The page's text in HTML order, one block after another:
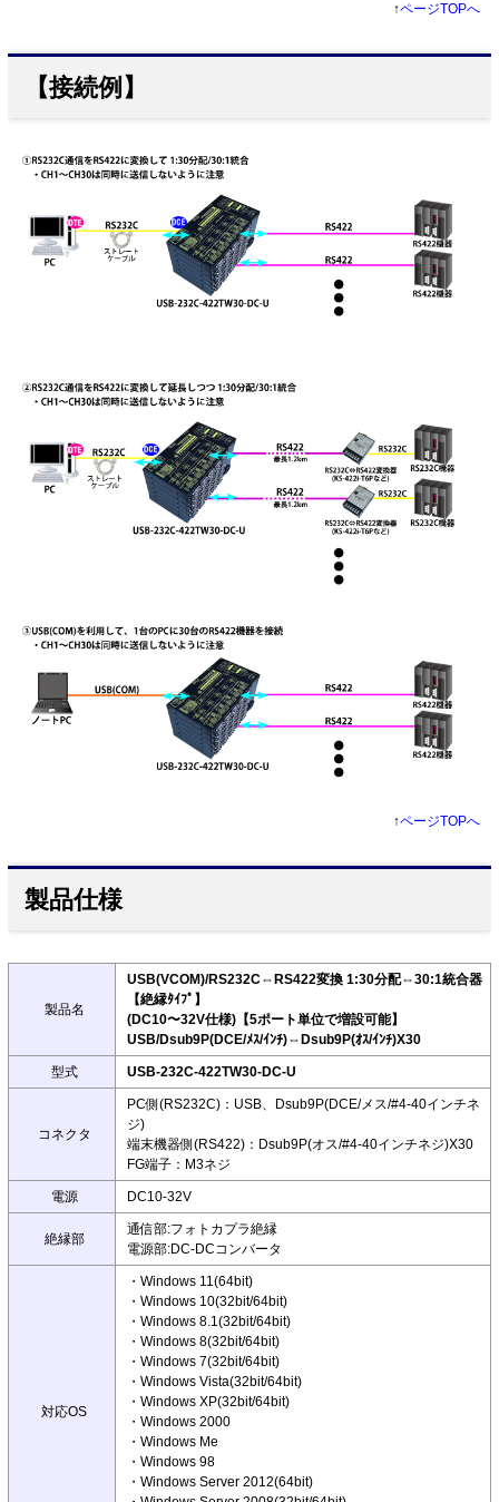
↑ページTOPへ
【接続例】
↑ページTOPへ
製品仕様
製品名
USB(VCOM)/RS232C⇔RS422変換 1:30分配⇔30:1統合器
【絶縁ﾀｲﾌﾟ】
(DC10〜32V仕様)【5ポート単位で増設可能】
USB/Dsub9P(DCE/ﾒｽ/ｲﾝﾁ)⇔Dsub9P(ｵｽ/ｲﾝﾁ)X30
型式 USB-232C-422TW30-DC-U
コネクタ
PC側(RS232C)：USB、Dsub9P(DCE/メス/#4-40インチネ
ジ)
端末機器側(RS422)：Dsub9P(オス/#4-40インチネジ)X30
FG端子：M3ネジ
電源 DC10-32V
絶縁部
通信部:フォトカプラ絶縁
電源部:DC-DCコンバータ
対応OS
・Windows 11(64bit)
・Windows 10(32bit/64bit)
・Windows 8.1(32bit/64bit)
・Windows 8(32bit/64bit)
・Windows 7(32bit/64bit)
・Windows Vista(32bit/64bit)
・Windows XP(32bit/64bit)
・Windows 2000
・Windows Me
・Windows 98
・Windows Server 2012(64bit)